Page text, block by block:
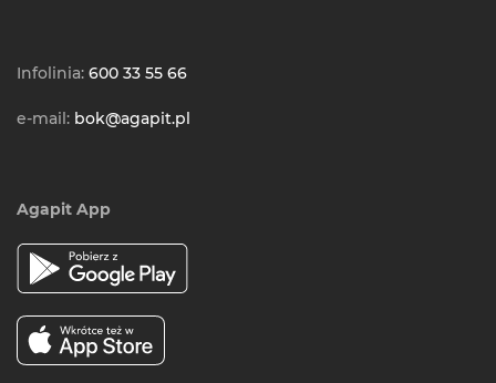
Infolinia: 600 33 55 66
e-mail: bok@agapit.pl
Agapit App